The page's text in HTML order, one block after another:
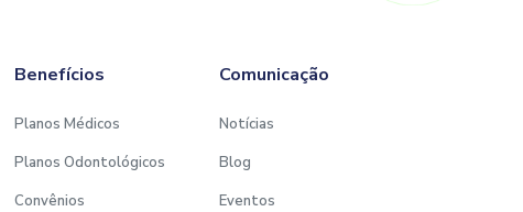
Benefícios
Planos Médicos
Planos Odontológicos
Convênios
Comunicação
Notícias
Blog
Eventos